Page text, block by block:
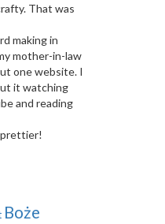
That was
making in
mother-in-law
one website. I
it watching
and reading
prettier!
Boże